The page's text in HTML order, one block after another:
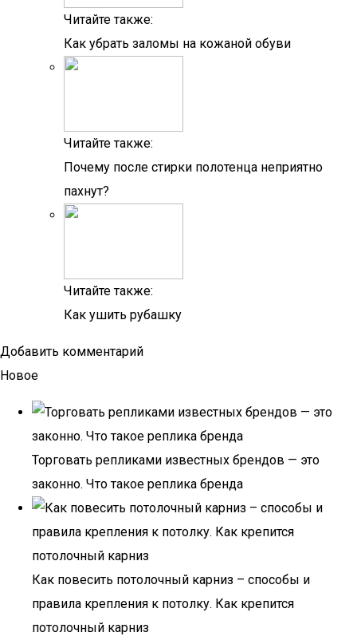
Читайте также:
Как убрать заломы на кожаной обуви
Читайте также:
Почему после стирки полотенца неприятно
пахнут?
Читайте также:
Как ушить рубашку
Добавить комментарий
Новое
Торговать репликами известных брендов — это
законно. Что такое реплика бренда
Как повесить потолочный карниз – способы и
правила крепления к потолку. Как крепится
потолочный карниз